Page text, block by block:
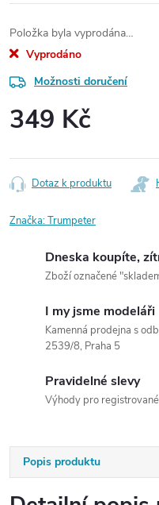
Položka byla vyprodána…
Vyprodáno
Možnosti doručení
349 Kč
cena:
Dotaz k produktu
Značka:Trumpeter
Dneska koupíte,
Zboží označené
I my jsme modeláři
Kamenná prodejna s
2539/8, Praha 5
Pravidelné slevy
Výhody pro
Popis produktu